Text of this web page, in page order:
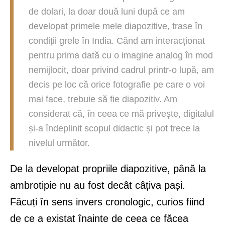
de dolari, la doar două luni după ce am
developat primele mele diapozitive, trase în
condiții grele în India. Când am interacționat
pentru prima dată cu o imagine analog în mod
nemijlocit, doar privind cadrul printr-o lupă, am
decis pe loc că orice fotografie pe care o voi
mai face, trebuie să fie diapozitiv. Am
considerat că, în ceea ce mă privește, digitalul
și-a îndeplinit scopul didactic și pot trece la
nivelul următor.
De la developat propriile diapozitive, până la
ambrotipie nu au fost decât câțiva pași.
Făcuți în sens invers cronologic, curios fiind
de ce a existat înainte de ceea ce făcea